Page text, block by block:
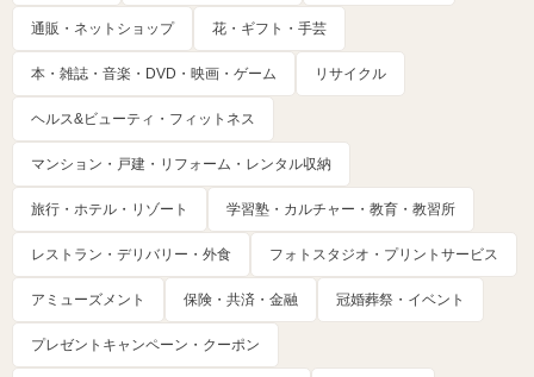
通販・ネットショップ 花・ギフト・手芸
本・雑誌・音楽・DVD・映画・ゲーム リサイクル
ヘルス&ビューティ・フィットネス
マンション・戸建・リフォーム・レンタル収納
旅行・ホテル・リゾート 学習塾・カルチャー・教育・教習所
レストラン・デリバリー・外食 フォトスタジオ・プリントサービス
アミューズメント 保険・共済・金融 冠婚葬祭・イベント
プレゼントキャンペーン・クーポン